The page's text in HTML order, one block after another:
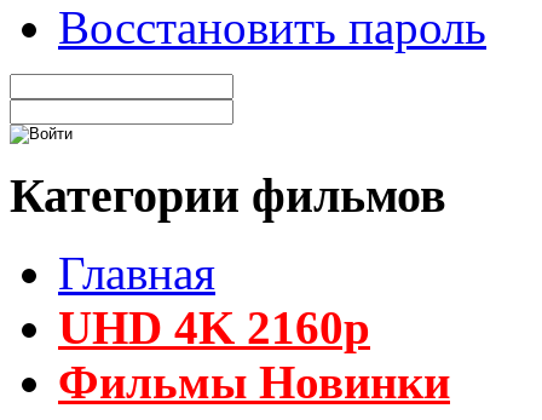
Восстановить пароль
Категории фильмов
Главная
UHD 4K 2160p
Фильмы Новинки